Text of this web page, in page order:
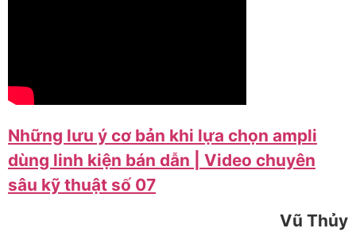
Những lưu ý cơ bản khi lựa chọn ampli
dùng linh kiện bán dẫn | Video chuyên
sâu kỹ thuật số 07
Vũ Thủy